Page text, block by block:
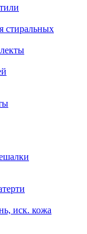
стиральных
иск. кожа